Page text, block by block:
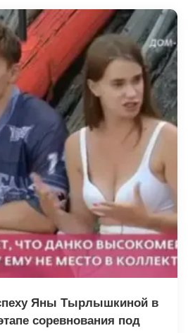
Яны Тырлышкиной в
соревнования под